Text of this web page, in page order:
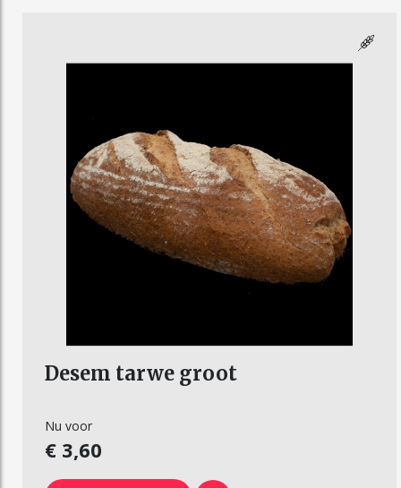
Desem tarwe groot
Nu voor
€ 3,60